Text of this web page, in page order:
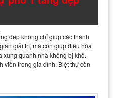
đẹp không chỉ giúp các thành
giải trí, mà còn giúp điều hòa
xung quanh nhà không bị khô.
viên trong gia đình. Biệt thự còn